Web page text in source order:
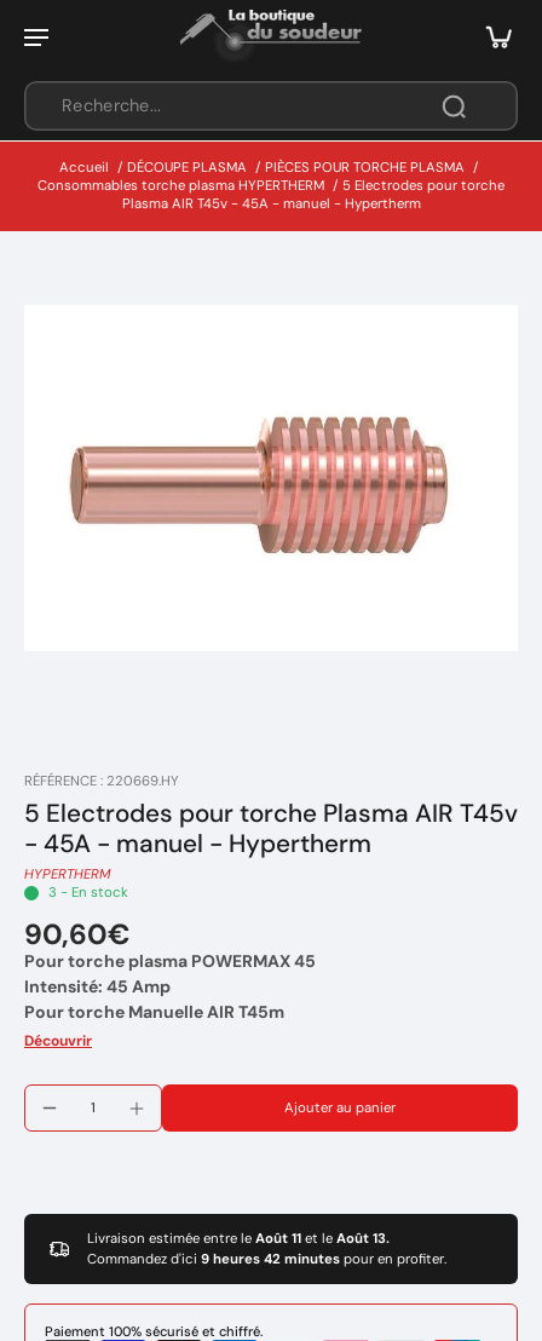
Accueil / DÉCOUPE PLASMA / PIÈCES POUR TORCHE PLASMA /
Consommables torche plasma HYPERTHERM / 5 Electrodes pour torche
Plasma AIR T45v - 45A - manuel - Hypertherm
RÉFÉRENCE : 220669.HY
5 Electrodes pour torche Plasma AIR T45v
- 45A - manuel - Hypertherm
HYPERTHERM
3 - En stock
90,60€
Pour torche plasma POWERMAX 45
Intensité: 45 Amp
Pour torche Manuelle AIR T45m
Marque : Hypertherm
Marque : HYPERTHERM
Réference : 220669
Découvrir
Ajouter au panier
Livraison estimée entre le Août 11 et le Août 13.
Commandez d'ici 9 heures 42 minutes pour en profiter.
Paiement 100% sécurisé et chiffré.